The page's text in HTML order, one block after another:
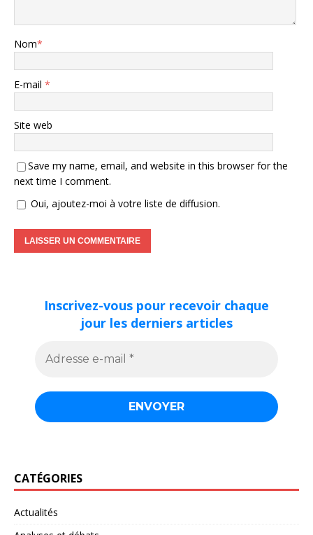
Nom*
E-mail *
Site web
Save my name, email, and website in this browser for the
next time I comment.
Oui, ajoutez-moi à votre liste de diffusion.
Inscrivez-vous pour recevoir chaque
jour les derniers articles
CATÉGORIES
Actualités